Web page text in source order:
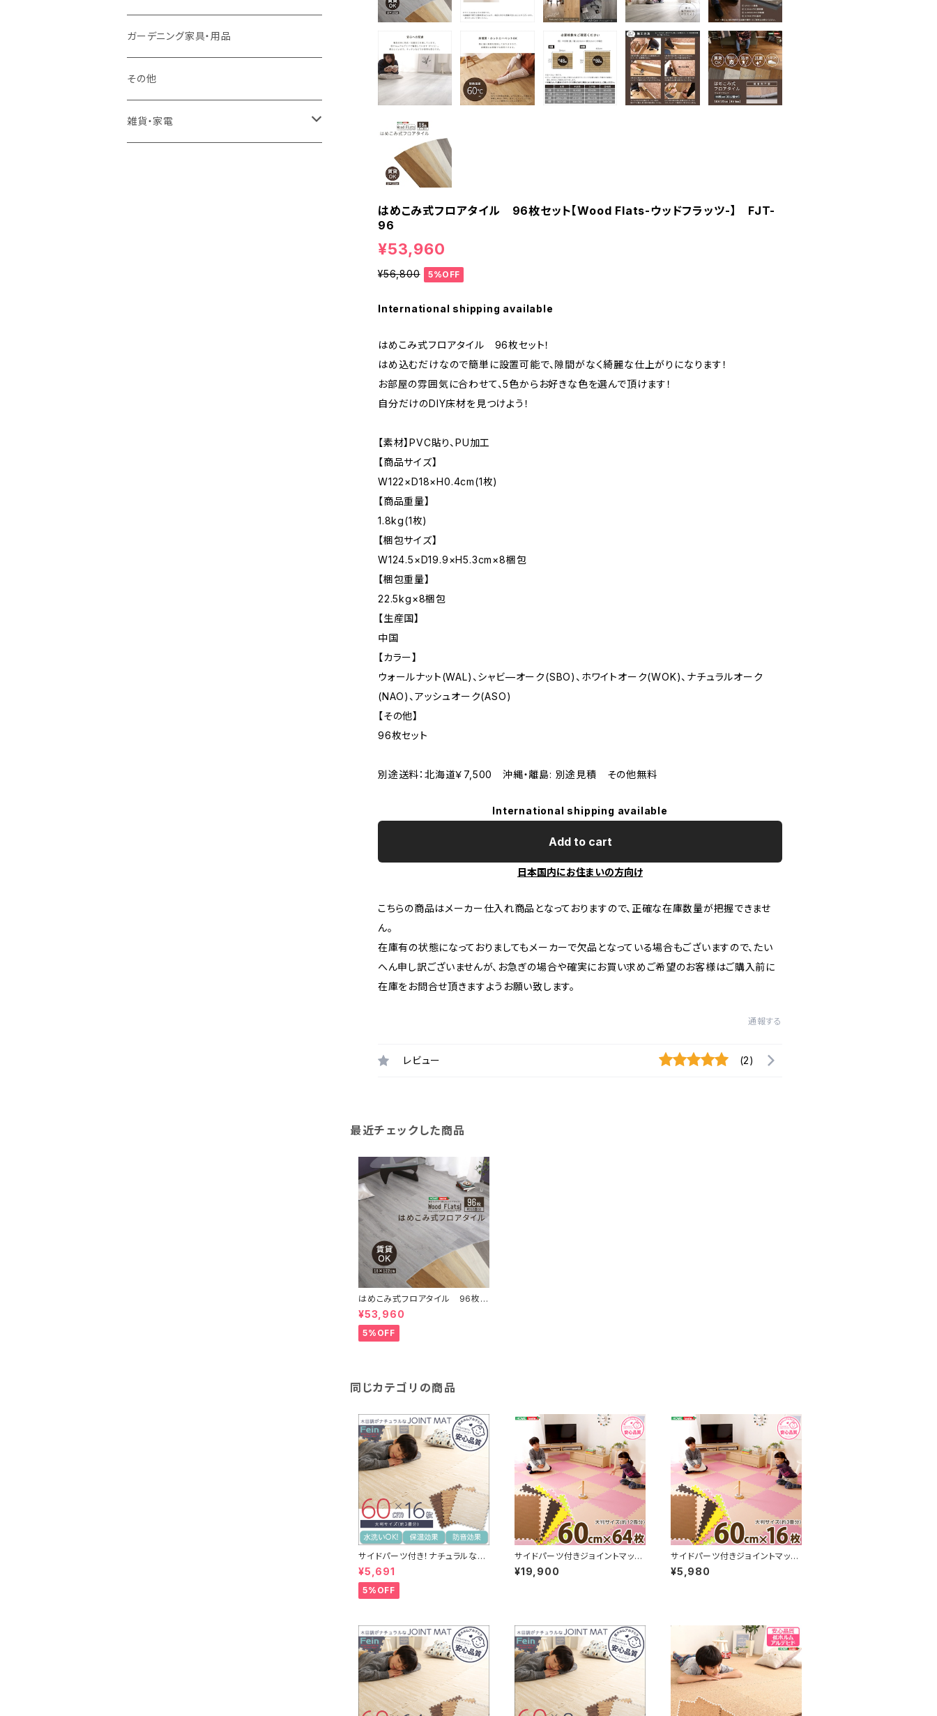
はめこみ式フロアタイル 96枚セット【Wood Flats-ウッドフラッツ-】 FJT-
96
¥53,960
¥56,800 5%OFF
International shipping available
はめこみ式フロアタイル 96枚セット！
はめ込むだけなので簡単に設置可能で、隙間がなく綺麗な仕上がりになります！
お部屋の雰囲気に合わせて、5色からお好きな色を選んで頂けます！
自分だけのDIY床材を見つけよう！
【素材】PVC貼り、PU加工
【商品サイズ】
W122×D18×H0.4cm(1枚)
【商品重量】
1.8kg(1枚)
【梱包サイズ】
W124.5×D19.9×H5.3cm×8梱包
【梱包重量】
22.5kg×8梱包
【生産国】
中国
【カラー】
ウォールナット(WAL)、シャビ—オーク(SBO)、ホワイトオーク(WOK)、ナチュラルオーク
(NAO)、アッシュオーク(ASO)
【その他】
96枚セット
別途送料：北海道￥7,500 沖縄・離島: 別途見積 その他無料
International shipping available
Add to cart
日本国内にお住まいの方向け
こちらの商品はメーカー仕入れ商品となっておりますので、正確な在庫数量が把握できませ
ん。
在庫有の状態になっておりましてもメーカーで欠品となっている場合もございますので、たい
へん申し訳ございませんが、お急ぎの場合や確実にお買い求めご希望のお客様はご購入前に
在庫をお問合せ頂きますようお願い致します。
通報する
レビュー (2)
最近チェックした商品
はめこみ式フロアタイル 96枚セ
ット【Wood Flats-ウッドフラッ
ツ-】 FJT-96
¥53,960
5%OFF
同じカテゴリの商品
サイドパーツ付き！ナチュラルな木
目調ジョイントマット 16枚セット
(大判60cm）安心の低ホルムアル
デヒド、防音、保温【Fein-ファイ
ン-】
¥5,691
5%OFF
サイドパーツ付きジョイントマット
64枚セット(大判60cm）安心の低
ホルムアルデヒド、防音、保温【No
¥19,900
サイドパーツ付きジョイントマット
16枚セット(大判60cm）安心の低
ホルムアルデヒド、防音、保温【No
¥5,980
ロフトベッド
二段ベッド
マットレス
ラック
TVボード
キャビネット・飾り棚
カーペット
ガーデニング家具・用品
その他
雑貨・家電